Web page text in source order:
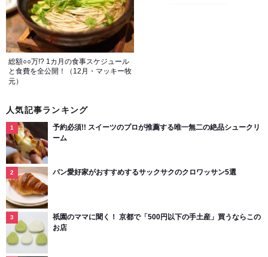
総額○○万!? 1カ月の食事スケジュール
と食費を全公開！（12月・マッキー牧
元）
人気記事ランキング
予約必須!! スイーツのプロが推薦する唯一無二の絶品シュークリ
ーム
パン愛好家がおすすめするサックサクのクロワッサン5選
祇園のママに聞く！ 京都で「500円以下の手土産」買うならこの
お店